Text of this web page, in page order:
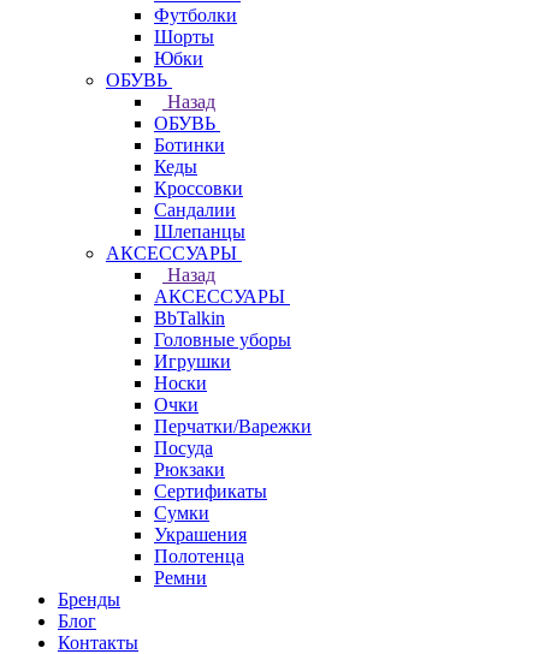
Футболки
Шорты
Юбки
ОБУВЬ
Назад
ОБУВЬ
Ботинки
Кеды
Кроссовки
Сандалии
Шлепанцы
АКСЕССУАРЫ
Назад
АКСЕССУАРЫ
BbTalkin
Головные уборы
Игрушки
Носки
Очки
Перчатки/Варежки
Посуда
Рюкзаки
Сертификаты
Сумки
Украшения
Полотенца
Ремни
Бренды
Блог
Контакты